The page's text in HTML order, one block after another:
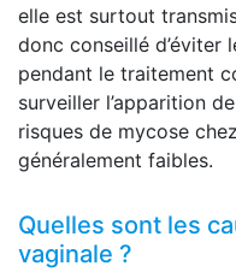
elle est surtout
donc conseillé d’éviter
pendant le traitement
surveiller l’apparition
risques de mycose
généralement faibles.
Quelles sont les
vaginale ?